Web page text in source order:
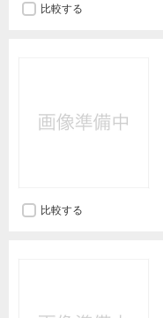
比較する
比較する